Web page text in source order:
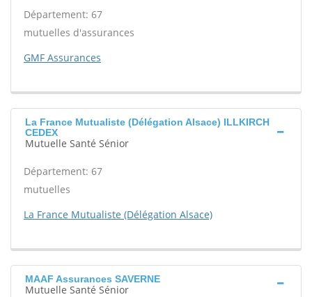
Département: 67
mutuelles d'assurances
GMF Assurances
La France Mutualiste (Délégation Alsace) ILLKIRCH
CEDEX
Mutuelle Santé Sénior
Département: 67
mutuelles
La France Mutualiste (Délégation Alsace)
MAAF Assurances SAVERNE
Mutuelle Santé Sénior